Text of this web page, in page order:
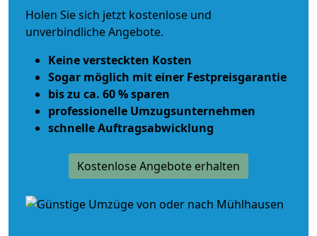
Holen Sie sich jetzt kostenlose und
unverbindliche Angebote.
Keine versteckten Kosten
Sogar möglich mit einer Festpreisgarantie
bis zu ca. 60 % sparen
professionelle Umzugsunternehmen
schnelle Auftragsabwicklung
Kostenlose Angebote erhalten